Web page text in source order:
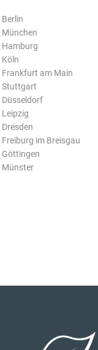
Hamburg
Frankfurt am Main
Stuttgart
Düsseldorf
im Breisgau
Göttingen
Münster